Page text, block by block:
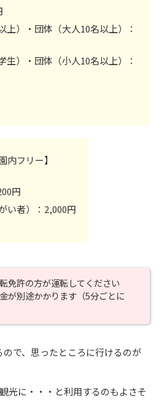
上）・団体（大人10名以上）：
生）・団体（小人10名以上）：
内フリー】
円
い者）：2,000円
免許の方が運転してください
が別途かかります（5分ごとに
で、思ったところに行けるのが
光に・・・と利用するのもよさそ